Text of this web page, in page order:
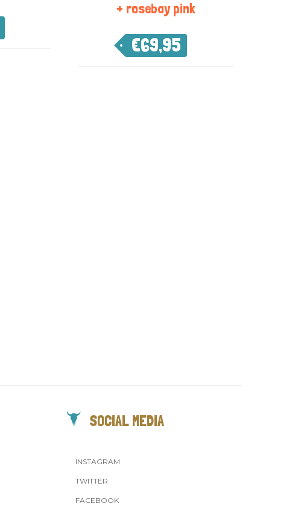
+ rosebay pink
€69,95
SOCIAL MEDIA
INSTAGRAM
TWITTER
FACEBOOK